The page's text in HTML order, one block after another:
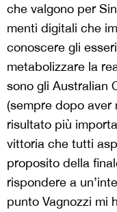
che valgono per
menti digitali che
conoscere gli
metabolizzare la
sono gli Australian
(sempre dopo aver
risultato più
vittoria che tutti
proposito della
rispondere a
punto Vagnozzi mi